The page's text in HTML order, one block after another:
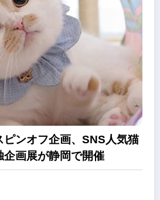
ピンオフ企画、SNS人気猫
企画展が静岡で開催